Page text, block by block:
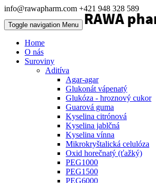
info@rawapharm.com +421 948 328 589
Toggle navigation Menu
Home
O nás
Suroviny
Aditíva
Agar-agar
Glukonát vápenatý
Glukóza - hroznový cukor
Guarová guma
Kyselina citrónová
Kyselina jablčná
Kyselina vínna
Mikrokryštalická celulóza
Oxid horečnatý (ťažký)
PEG1000
PEG1500
PEG6000